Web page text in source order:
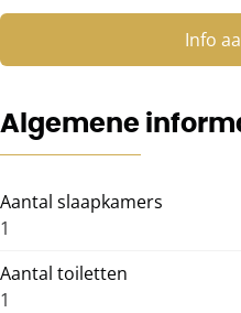
Info
Algemene
Aantal slaapkamers
1
Aantal toiletten
1